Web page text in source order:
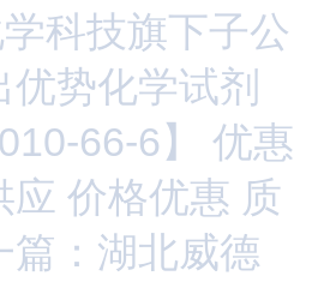
科技旗下子公
势化学试剂
66-6】 优惠
应 价格优惠 质
篇：湖北威德